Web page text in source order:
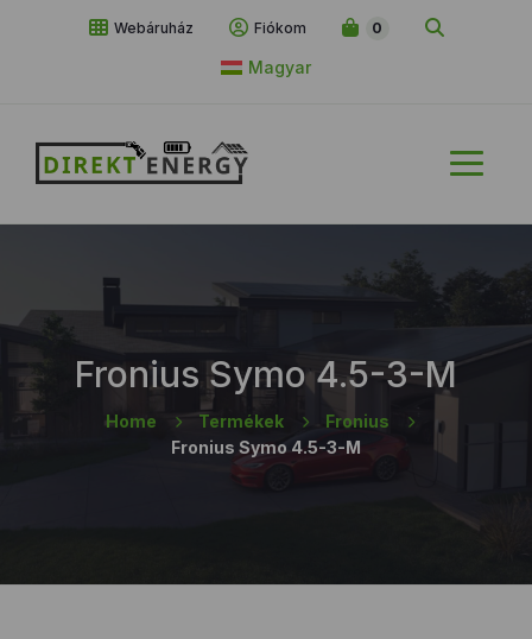
Webáruház Fiókom 0
Magyar
Fronius Symo 4.5-3-M
Home Termékek
Fronius
Fronius Symo 4.5-3-M